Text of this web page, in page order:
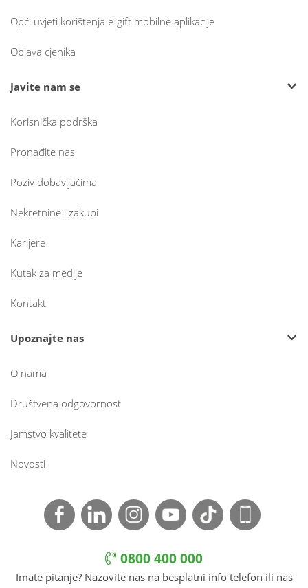
Opći uvjeti korištenja e-gift mobilne aplikacije
Objava cjenika
Javite nam se
Korisnička podrška
Pronađite nas
Poziv dobavljačima
Nekretnine i zakupi
Karijere
Kutak za medije
Kontakt
Upoznajte nas
O nama
Društvena odgovornost
Jamstvo kvalitete
Novosti
0800 400 000
Imate pitanje? Nazovite nas na besplatni info telefon ili nas